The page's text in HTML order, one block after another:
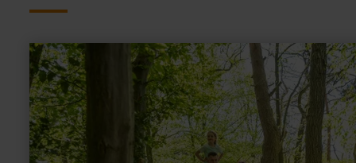
mehr
erfahren
zu:
Ich
bin
die
Johanneskapelle